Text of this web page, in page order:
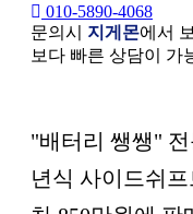
010-5890-4068
문의시 지게몬에서
보다 빠른 상담이 가
본문
"배터리 쌩쌩" 전
년식 사이드쉬